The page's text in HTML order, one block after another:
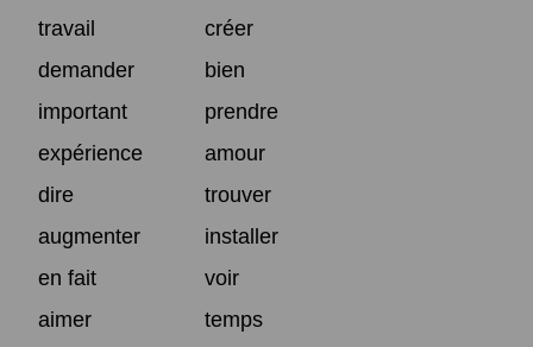
travail
créer
demander
bien
important
prendre
expérience
amour
dire
trouver
augmenter
installer
en fait
voir
aimer
temps